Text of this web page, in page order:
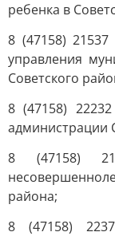
ребенка в
8 (47158)
управления
Советского
8 (47158)
администрации
8 (47158)
района;
8 (47158)